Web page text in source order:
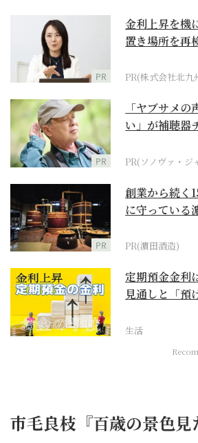
PR
金利上昇を機
置き場所を再
PR(株式会社北九
PR
「ヤブサメ
い」が補聴器
PR(ソノヴァ・ジ
PR
創業から続く
に守っている
PR(濵田酒造)
定期預金金利
見通しと「預
生活
市毛良枝『百歳の景色